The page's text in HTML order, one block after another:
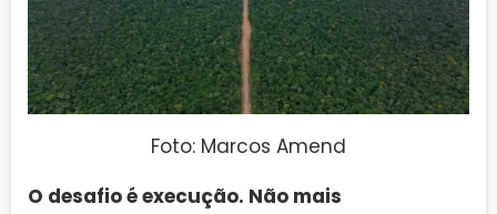
Foto: Marcos Amend
O desafio é execução. Não mais